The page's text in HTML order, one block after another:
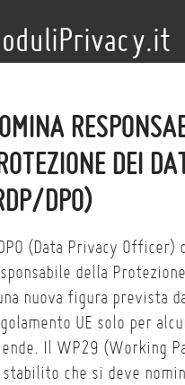
DEI
DPO)
(Data Privacy Officer)
della
nuova figura prevista
UE solo per
Il WP29 (Working
stabilito che si deve